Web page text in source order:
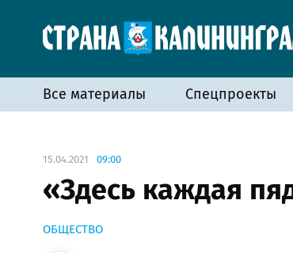
Все материалы Спецпроекты
15.04.2021 09:00
«Здесь каждая
ОБЩЕСТВО